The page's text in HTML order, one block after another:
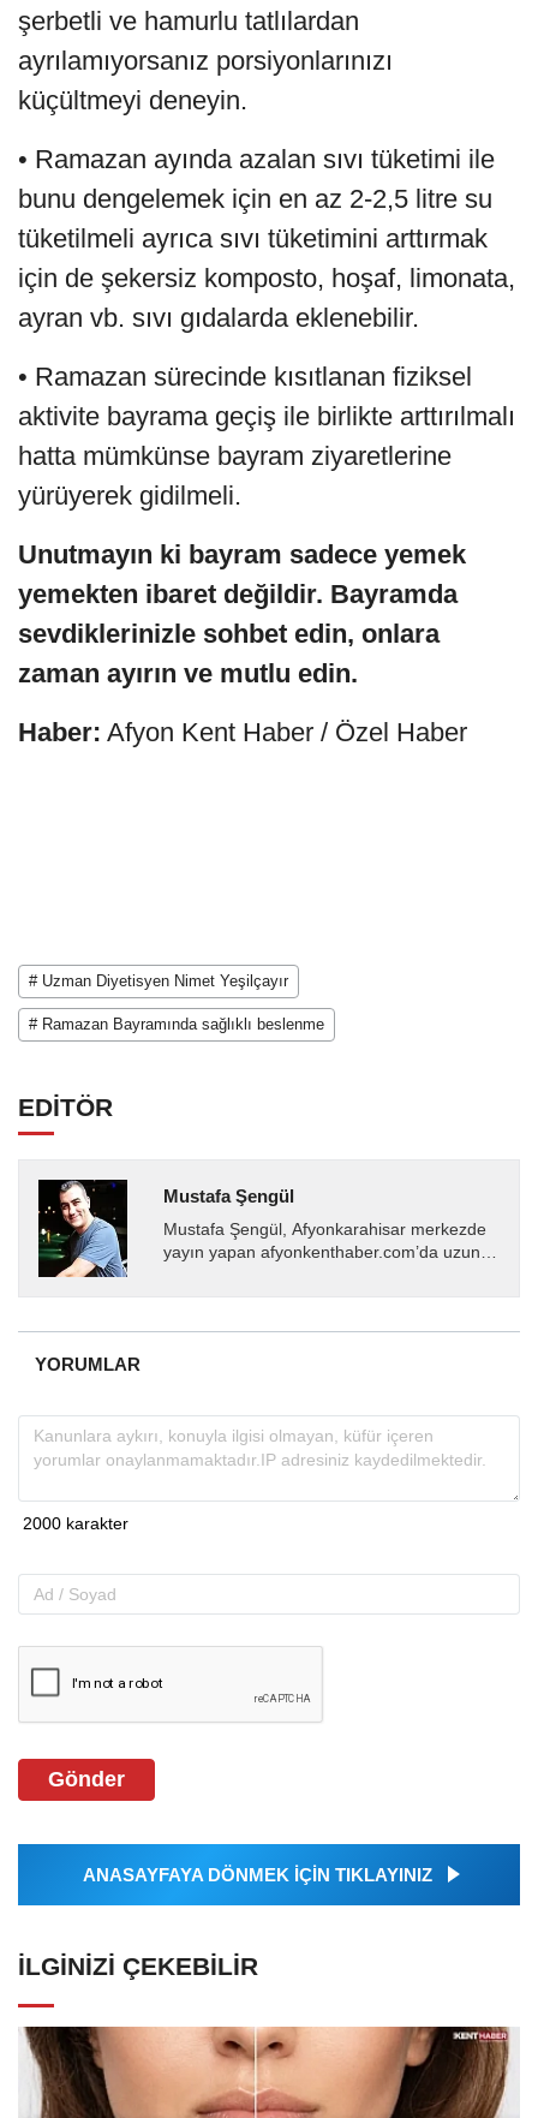
şerbetli ve hamurlu tatlılardan
ayrılamıyorsanız porsiyonlarınızı
küçültmeyi deneyin.
• Ramazan ayında azalan sıvı tüketimi ile
bunu dengelemek için en az 2-2,5 litre su
tüketilmeli ayrıca sıvı tüketimini arttırmak
için de şekersiz komposto, hoşaf, limonata,
ayran vb. sıvı gıdalarda eklenebilir.
• Ramazan sürecinde kısıtlanan fiziksel
aktivite bayrama geçiş ile birlikte arttırılmalı
hatta mümkünse bayram ziyaretlerine
yürüyerek gidilmeli.
Unutmayın ki bayram sadece yemek
yemekten ibaret değildir. Bayramda
sevdiklerinizle sohbet edin, onlara
zaman ayırın ve mutlu edin.
Haber: Afyon Kent Haber / Özel Haber
# Uzman Diyetisyen Nimet Yeşilçayır
# Ramazan Bayramında sağlıklı beslenme
EDİTÖR
Mustafa Şengül
Mustafa Şengül, Afyonkarahisar merkezde
yayın yapan afyonkenthaber.com’da uzun
almakta, haber akışı...
YORUMLAR
Gönder
ANASAYFAYA DÖNMEK İÇİN TIKLAYINIZ
İLGINIZI ÇEKEBILIR